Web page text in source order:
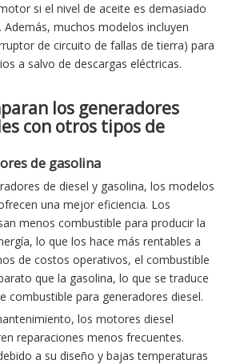
si el nivel de aceite es demasiado
muchos modelos incluyen
de circuito de fallas de tierra) para
a salvo de descargas eléctricas.
los generadores
con otros tipos de
de gasolina
de diesel y gasolina, los modelos
una mejor eficiencia. Los
menos combustible para producir la
lo que los hace más rentables a
de costos operativos, el combustible
que la gasolina, lo que se traduce
combustible para generadores diesel.
los motores diesel
reparaciones menos frecuentes.
a su diseño y bajas temperaturas